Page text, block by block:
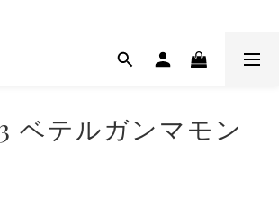
ベテルガンマモン